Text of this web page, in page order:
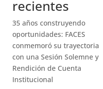
recientes
35 años construyendo
oportunidades: FACES
conmemoró su trayectoria
con una Sesión Solemne y
Rendición de Cuenta
Institucional